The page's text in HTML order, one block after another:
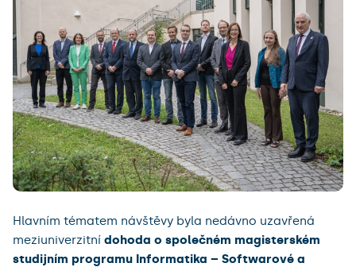
Hlavním tématem návštěvy byla nedávno uzavřená
meziuniverzitní dohoda o společném magisterském
studijním programu Informatika – Softwarové a